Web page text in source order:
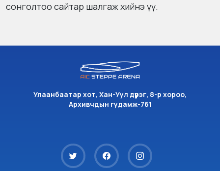
сонголтоо сайтар шалгаж хийнэ үү.
Улаанбаатар хот, Хан-Уул дүүрэг, 8-р хороо,
Архивчдын гудамж-761